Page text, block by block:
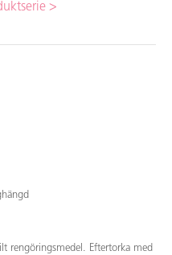
>
rengöringsmedel. Eftertorka med